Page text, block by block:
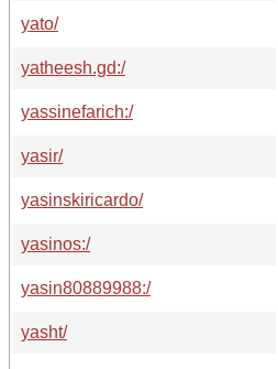
yato/
yatheesh.gd:/
yassinefarich:/
yasir/
yasinskiricardo/
yasinos:/
yasin80889988:/
yasht/